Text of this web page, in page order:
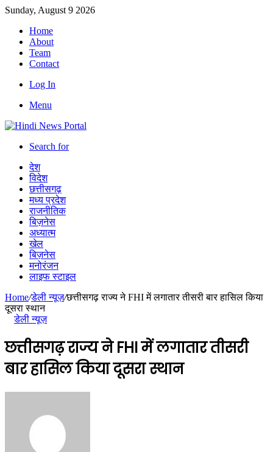
Sunday, August 9 2026
Home
About
Team
Contact
Log In
Menu
Search for
देश
विदेश
छत्तीसगढ़
मध्य प्रदेश
राजनीतिक
बिज़नेस
अध्यात्म
खेल
बिज़नेस
मनोरंजन
लाइफ स्टाइल
Home/डेली न्यूज़/छत्तीसगढ़ राज्य ने FHI में लगातार तीसरी बार हासिल किया
दूसरा स्थान
डेली न्यूज़
छत्तीसगढ़ राज्य ने FHI में लगातार तीसरी
बार हासिल किया दूसरा स्थान